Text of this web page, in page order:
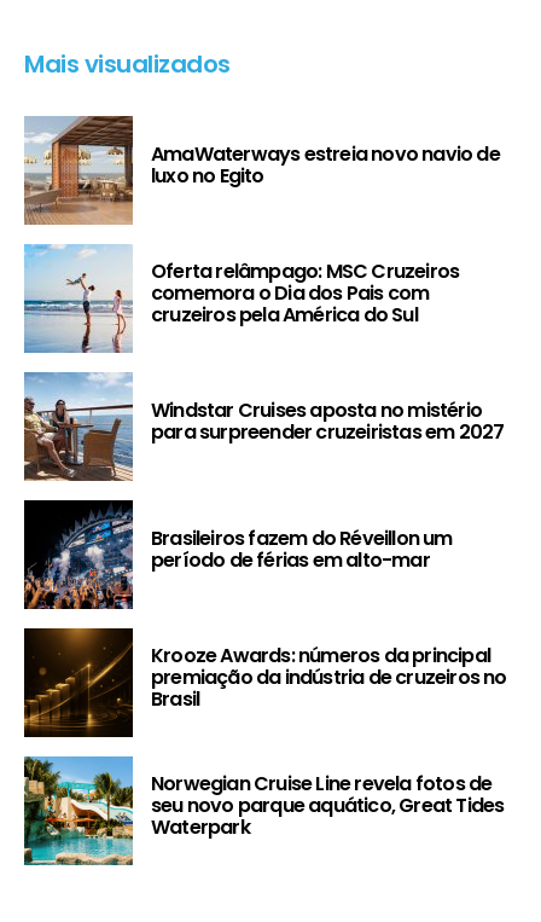
Mais visualizados
AmaWaterways estreia novo navio de
luxo no Egito
Oferta relâmpago: MSC Cruzeiros
comemora o Dia dos Pais com
cruzeiros pela América do Sul
Windstar Cruises aposta no mistério
para surpreender cruzeiristas em 2027
Brasileiros fazem do Réveillon um
período de férias em alto-mar
Krooze Awards: números da principal
premiação da indústria de cruzeiros no
Brasil
Norwegian Cruise Line revela fotos de
seu novo parque aquático, Great Tides
Waterpark